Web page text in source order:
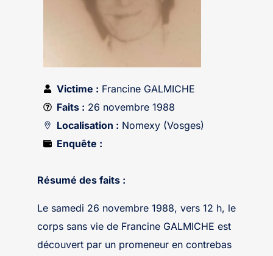
Victime : Francine GALMICHE
Faits : 26 novembre 1988
Localisation : Nomexy (Vosges)
Enquête :
Résumé des faits :
Le samedi 26 novembre 1988, vers 12 h, le
corps sans vie de Francine GALMICHE est
découvert par un promeneur en contrebas